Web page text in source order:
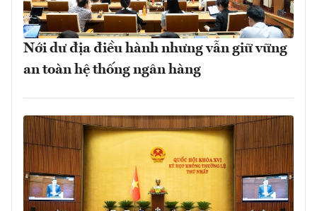
Nới dư địa điều hành nhưng vẫn giữ vững
an toàn hệ thống ngân hàng